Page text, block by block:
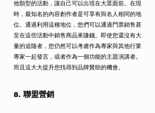
他類型的活動，讓自己可以出現在大眾面前。在現
時，最知名的內容創作者是可享有與名人相同的地
位。通過利用這種地位，您們可以通過門票銷售甚
至在這些活動中銷售商品來賺錢。即使您還沒有大
量的追隨者，您仍然可以考慮作為專家與其他行業
專家一起發言，或者作為一個功能的主題演講者。
而且這大大提升您找尋到品牌贊助的機會。
8. 聯盟營銷